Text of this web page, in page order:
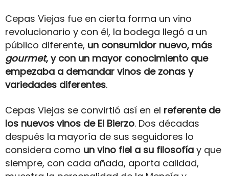
Cepas Viejas fue en cierta forma un vino
revolucionario y con él, la bodega llegó a un
público diferente, un consumidor nuevo, más
gourmet, y con un mayor conocimiento que
empezaba a demandar vinos de zonas y
variedades diferentes.
Cepas Viejas se convirtió así en el referente de
los nuevos vinos de El Bierzo. Dos décadas
después la mayoría de sus seguidores lo
considera como un vino fiel a su filosofía y que
siempre, con cada añada, aporta calidad,